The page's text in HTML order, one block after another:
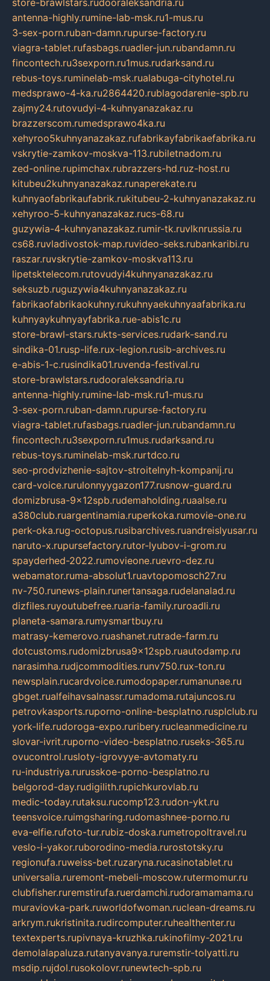
antenna-highly.rumine-lab-msk.ru1-mus.ru
3-sex-porn.ruban-damn.rupurse-factory.ru
viagra-tablet.rufasbags.ruadler-jun.rubandamn.ru
fincontech.ru3sexporn.ru1mus.rudarksand.ru
rebus-toys.ruminelab-msk.rualabuga-cityhotel.ru
medsprawo-4-ka.ru2864420.rublagodarenie-spb.ru
zajmy24.rutovudyi-4-kuhnyanazakaz.ru
brazzerscom.rumedsprawo4ka.ru
xehyroo5kuhnyanazakaz.rufabrikayfabrikaefabrika.ru
vskrytie-zamkov-moskva-113.rubiletnadom.ru
zed-online.rupimchax.rubrazzers-hd.ruz-host.ru
kitubeu2kuhnyanazakaz.runaperekate.ru
kuhnyaofabrikaufabrik.rukitubeu-2-kuhnyanazakaz.ru
xehyroo-5-kuhnyanazakaz.rucs-68.ru
guzywia-4-kuhnyanazakaz.rumir-tk.ruvlknrussia.ru
cs68.ruvladivostok-map.ruvideo-seks.rubankaribi.ru
raszar.ruvskrytie-zamkov-moskva113.ru
lipetsktelecom.rutovudyi4kuhnyanazakaz.ru
seksuzb.ruguzywia4kuhnyanazakaz.ru
fabrikaofabrikaokuhny.rukuhnyaekuhnyaafabrika.ru
kuhnyaykuhnyayfabrika.rue-abis1c.ru
store-brawl-stars.rukts-services.rudark-sand.ru
sindika-01.rusp-life.rux-legion.rusib-archives.ru
e-abis-1-c.rusindika01.ruvenda-festival.ru
store-brawlstars.rudooraleksandria.ru
antenna-highly.rumine-lab-msk.ru1-mus.ru
3-sex-porn.ruban-damn.rupurse-factory.ru
viagra-tablet.rufasbags.ruadler-jun.rubandamn.ru
fincontech.ru3sexporn.ru1mus.rudarksand.ru
rebus-toys.ruminelab-msk.rurtdco.ru
seo-prodvizhenie-sajtov-stroitelnyh-kompanij.ru
card-voice.rurulonnyygazon177.rusnow-guard.ru
domizbrusa-9x12spb.rudemaholding.ruaalse.ru
a380club.ruargentinamia.ruperkoka.rumovie-one.ru
perk-oka.rug-octopus.rusibarchives.ruandreislyusar.ru
naruto-x.rupursefactory.rutor-lyubov-i-grom.ru
spayderhed-2022.rumovieone.ruevro-dez.ru
webamator.ruma-absolut1.ruavtopomosch27.ru
nv-750.runews-plain.runertansaga.rudelanalad.ru
dizfiles.ruyoutubefree.ruaria-family.ruroadli.ru
planeta-samara.rumysmartbuy.ru
matrasy-kemerovo.ruashanet.rutrade-farm.ru
dotcustoms.rudomizbrusa9x12spb.ruautodamp.ru
narasimha.rudjcommodities.runv750.rux-ton.ru
newsplain.rucardvoice.rumodopaper.rumanunae.ru
gbget.rualfeihavsalnassr.rumadoma.rutajuncos.ru
petrovkasports.ruporno-online-besplatno.rusplclub.ru
york-life.rudoroga-expo.ruribery.rucleanmedicine.ru
slovar-ivrit.ruporno-video-besplatno.ruseks-365.ru
ovucontrol.rusloty-igrovyye-avtomaty.ru
ru-industriya.rurusskoe-porno-besplatno.ru
belgorod-day.rudigilith.rupichkurovlab.ru
medic-today.rutaksu.rucomp123.rudon-ykt.ru
teensvoice.ruimgsharing.rudomashnee-porno.ru
eva-elfie.rufoto-tur.rubiz-doska.rumetropoltravel.ru
veslo-i-yakor.ruborodino-media.rurostotsky.ru
regionufa.ruweiss-bet.ruzaryna.rucasinotablet.ru
universalia.ruremont-mebeli-moscow.rutermomur.ru
clubfisher.ruremstirufa.ruerdamchi.rudoramamama.ru
muraviovka-park.ruworldofwoman.ruclean-dreams.ru
arkrym.rukristinita.rudircomputer.ruhealthenter.ru
textexperts.rupivnaya-kruzhka.rukinofilmy-2021.ru
demolalapaluza.rutanyavanya.ruremstir-tolyatti.ru
msdip.rujdol.rusokolovr.runewtech-spb.ru